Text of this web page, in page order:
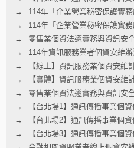
114年「企業營業秘密保護實務
114年「企業營業秘密保護實務
零售業個資法遵實務與資訊安
114年資訊服務業者個資安維
【線上】資訊服務業個資安維
【實體】資訊服務業個資安維
零售業個資法遵實務與資訊安
【台北場1】通訊傳播事業個
【台北場2】通訊傳播事業個
【台北場3】通訊傳播事業個